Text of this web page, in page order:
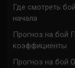
Где смотреть
начала
Прогноз на бой
коэффициенты
Прогноз на бой